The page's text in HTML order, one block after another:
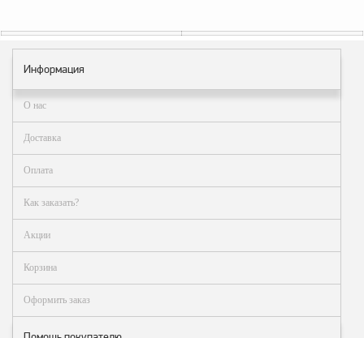
Информация
О нас
Доставка
Оплата
Как заказать?
Акции
Корзина
Оформить заказ